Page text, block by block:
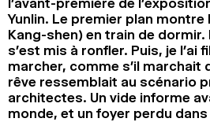
FID LAB 18
FID CAMPUS 13
ARCHIVES
2025
2024
2023
2022
2021
2020
l’avant-première de
Yunlin. Le premier plan montre
Kang-shen) en train de dormir.
s’est mis à ronfler. Puis, je l’ai
marcher, comme s’il marchait
rêve ressemblait au scénario
architectes. Un vide informe
monde, et un foyer perdu